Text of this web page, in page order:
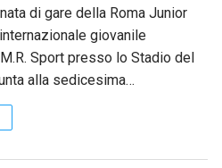
di gare della Roma Junior
giovanile
Sport presso lo Stadio del
alla sedicesima…